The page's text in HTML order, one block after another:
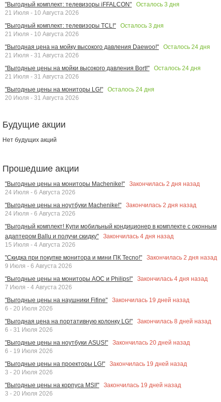
"Выгодный комплект: телевизоры iFFALCON"
Осталось 3 дня
21 Июля - 10 Августа 2026
"Выгодный комплект: телевизоры TCL!"
Осталось 3 дня
21 Июля - 10 Августа 2026
"Выгодная цена на мойку высокого давления Daewoo!"
Осталось 24 дня
21 Июля - 31 Августа 2026
"Выгодные цены на мойки высокого давления Bort!"
Осталось 24 дня
21 Июля - 31 Августа 2026
"Выгодные цены на мониторы LG!"
Осталось 24 дня
20 Июля - 31 Августа 2026
Будущие акции
Нет будущих акций
Прошедшие акции
"Выгодные цены на мониторы Machenike!" Закончилась 2 дня назад
24 Июля - 6 Августа 2026
"Выгодные цены на ноутбуки Machenike!"
Закончилась 2 дня назад
24 Июля - 6 Августа 2026
"Выгодный комплект! Купи мобильный кондиционер в комплекте с оконным
адаптером Ballu и получи скидку"
Закончилась 4 дня назад
15 Июля - 4 Августа 2026
"Скидка при покупке монитора и мини ПК Tecno!"
Закончилась 2 дня назад
9 Июля - 6 Августа 2026
"Выгодные цены на мониторы AOC и Philips!"
Закончилась 4 дня назад
7 Июля - 4 Августа 2026
"Выгодные цены на наушники Fifine"
Закончилась 19 дней назад
6 - 20 Июля 2026
"Выгодная цена на портативную колонку LG!"
Закончилась 8 дней назад
6 - 31 Июля 2026
"Выгодные цены на ноутбуки ASUS!"
Закончилась 20 дней назад
6 - 19 Июля 2026
"Выгодные цены на проекторы LG!"
Закончилась 19 дней назад
3 - 20 Июля 2026
"Выгодные цены на корпуса MSI!"
Закончилась 19 дней назад
3 - 20 Июля 2026